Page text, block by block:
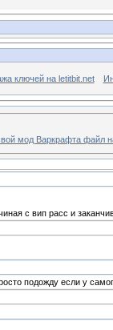
ключей на letitbit.net
мод Варкрафта файл
с вип расс и
подожду если у